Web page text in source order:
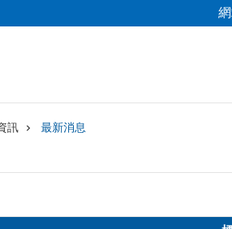
訊 最新消息